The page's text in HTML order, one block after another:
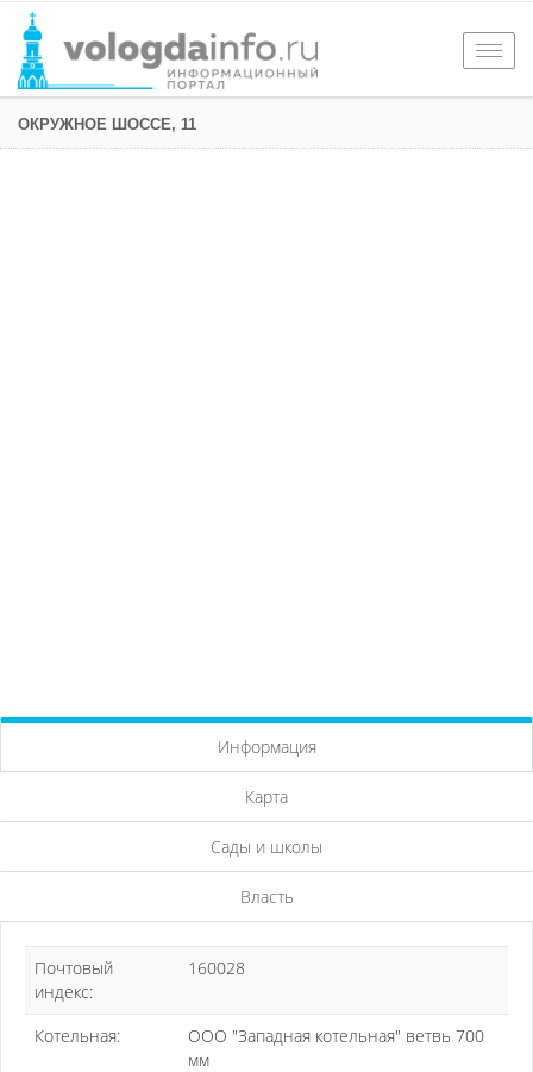
ОКРУЖНОЕ ШОССЕ, 11
Информация
Карта
Сады и школы
Власть
Почтовый
индекс:
160028
Котельная:
ООО "Западная котельная" ветвь 700
мм